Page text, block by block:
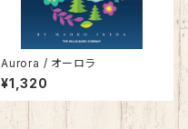
Aurora / オーロラ
¥1,320